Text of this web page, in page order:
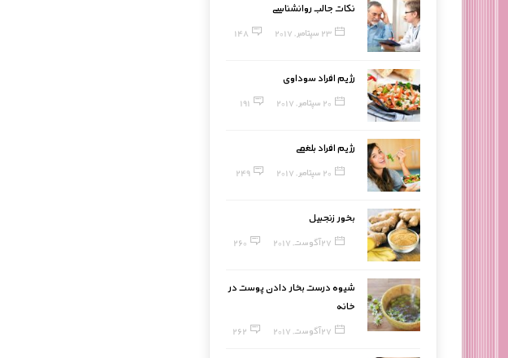
نکات جالب روانشناسی
23 سپتامبر, 2017 148
رژیم افراد سوداوی
20 سپتامبر, 2017 191
رژیم افراد بلغمی
20 سپتامبر, 2017 249
بخور زنجبیل
27 آگوست, 2017 260
شیوه درست بخار دادن پوست در
خانه
27 آگوست, 2017 262